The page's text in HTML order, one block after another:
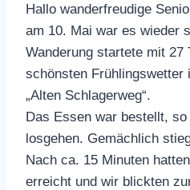
Hallo wanderfreudige
am 10. Mai war es wieder
Wanderung startete mit 27
schönsten Frühlingswetter
„Alten Schlagerweg“.
Das Essen war bestellt,
losgehen. Gemächlich
Nach ca. 15 Minuten
erreicht und wir blickten